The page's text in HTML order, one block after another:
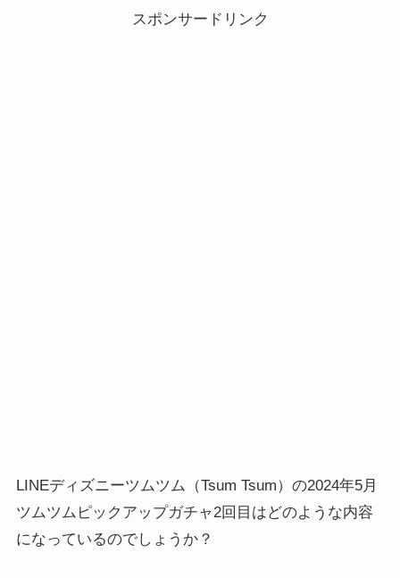
スポンサードリンク
LINEディズニーツムツム（Tsum Tsum）の2024年5月
ツムツムピックアップガチャ2回目はどのような内容
になっているのでしょうか？